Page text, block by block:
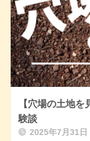
【穴場の土地
験談
2025年7月31日